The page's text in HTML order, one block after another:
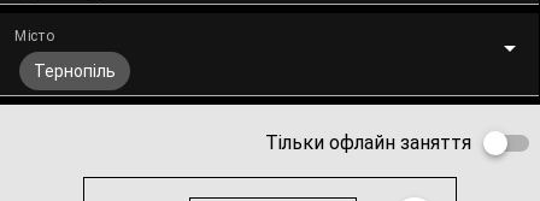
Місто
Тернопіль
Тільки офлайн заняття